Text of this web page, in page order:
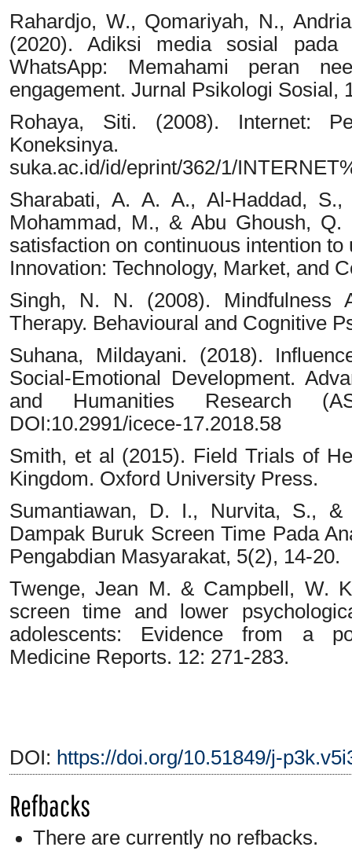
Rahardjo, W., Qomariyah, N.,
(2020). Adiksi media sosial pada
WhatsApp: Memahami peran
engagement. Jurnal Psikologi Sosial,
Rohaya, Siti. (2008). Internet:
Koneksinya.
suka.ac.id/id/eprint/362/1/
Sharabati, A. A. A., Al-Haddad,
Mohammad, M., & Abu Ghoush,
satisfaction on continuous intention
Innovation: Technology, Market, and
Singh, N. N. (2008). Mindfulness
Therapy. Behavioural and Cognitive
Suhana, Mildayani. (2018).
Social-Emotional Development.
and Humanities Research
DOI:10.2991/icece-17.2018.58
Smith, et al (2015). Field Trials of
Kingdom. Oxford University Press.
Sumantiawan, D. I., Nurvita, S.,
Dampak Buruk Screen Time Pada
Pengabdian Masyarakat, 5(2), 14-20.
Twenge, Jean M. & Campbell, W.
screen time and lower
adolescents: Evidence from a
Medicine Reports. 12: 271-283.
DOI: https://doi.org/10.51849/j-
Refbacks
There are currently no refbacks.